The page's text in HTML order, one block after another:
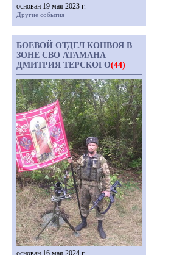
основан 19 мая 2023 г.
Другие события
БОЕВОЙ ОТДЕЛ КОНВОЯ В
ЗОНЕ СВО АТАМАНА
ДМИТРИЯ ТЕРСКОГО(44)
основан 16 мая 2024 г.